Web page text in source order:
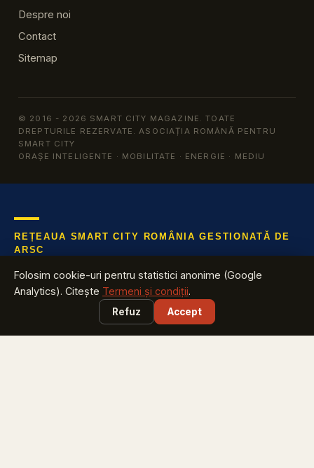
Despre noi
Contact
Sitemap
© 2016 - 2026 SMART CITY MAGAZINE. TOATE
DREPTURILE REZERVATE. ASOCIAȚIA ROMÂNĂ PENTRU
SMART CITY
ORAȘE INTELIGENTE · MOBILITATE · ENERGIE · MEDIU
Folosim cookie-uri pentru statistici anonime (Google
Analytics). Citește Termeni și condiții.
Refuz Accept
REȚEAUA SMART CITY ROMÂNIA GESTIONATĂ DE
ARSC
creștere din România
Harta Smart City România